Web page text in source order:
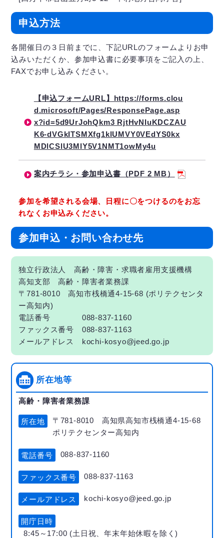
申込方法
各開催日の３日前までに、下記URLのフォームよりお申
込みいただくか、参加申込書に必要事項をご記入の上、
FAXでお申し込みください。
【申込フォームURL】https://forms.clou
d.microsoft/Pages/ResponsePage.asp
x?id=5d9UrJohQkm3 RjtHvNIuKDCZAU
K6-dVGkITSMXfg1klUMVY0VEdYS0kx
MDlCSlU3MlY5V1NMT1owMy4u
案内チラシ・参加申込書（PDF 2 MB）
参加を希望される会場、日程に〇をつけるのをお忘
れなくお申込みください。
参加申込・お問い合わせ先
独立行政法人 高齢・障害・求職者雇用支援機構
高知支部 高齢・障害者業務課
〒781-8010 高知市桟橋通4-15-68 (ポリテクセンタ
ー高知内)
電話番号 088-837-1160
ファックス番号 088-837-1163
メールアドレス kochi-kosyo@jeed.go.jp
所在地等
高齢・障害者業務課
所在地
〒781-8010 高知県高知市桟橋通4-15-68
ポリテクセンター高知内
電話番号 088-837-1160
ファックス番号 088-837-1163
メールアドレス kochi-kosyo@jeed.go.jp
開庁日時
8:45～17:00 (土日祝、年末年始休暇を除く)